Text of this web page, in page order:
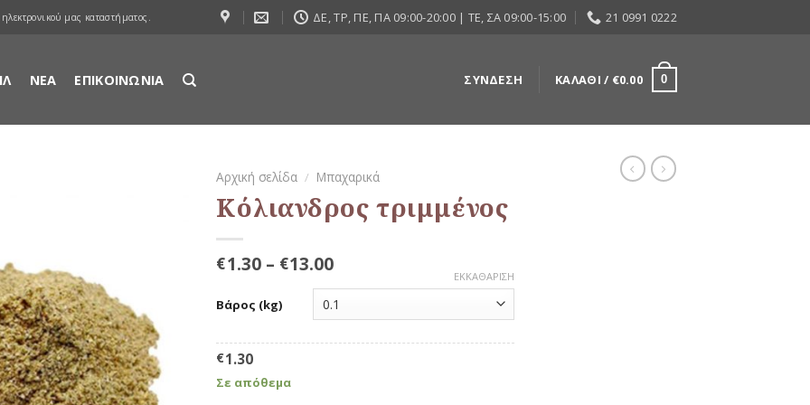
μας καταστήματος. ΔΕ, ΤΡ, ΠΕ, ΠΑ 09:00-20:00 | ΤΕ, ΣΑ 09:00-15:00 21 0991 0222
ΝΕΑ ΕΠΙΚΟΙΝΩΝΙΑ ΣΎΝΔΕΣΗ ΚΑΛΆΘΙ / €0.00 0
Αρχική σελίδα / Μπαχαρικά
Κόλιανδρος τριμμένος
€1.30– €13.00
Βάρος (kg)
ΕΚΚΑΘΆΡΙΣΗ
€1.30
Σε απόθεμα